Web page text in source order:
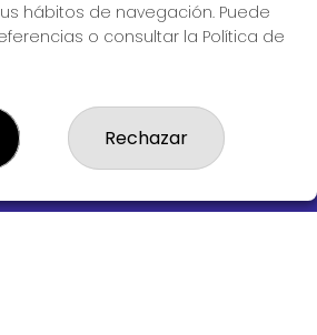
hábitos de navegación. Puede
o consultar la Política de
Rechazar